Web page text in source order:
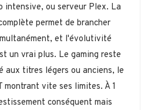
intensive, ou serveur Plex. La
permet de brancher
et l'évolutivité
un vrai plus. Le gaming reste
aux titres légers ou anciens, le
montrant vite ses limites. À 1
conséquent mais